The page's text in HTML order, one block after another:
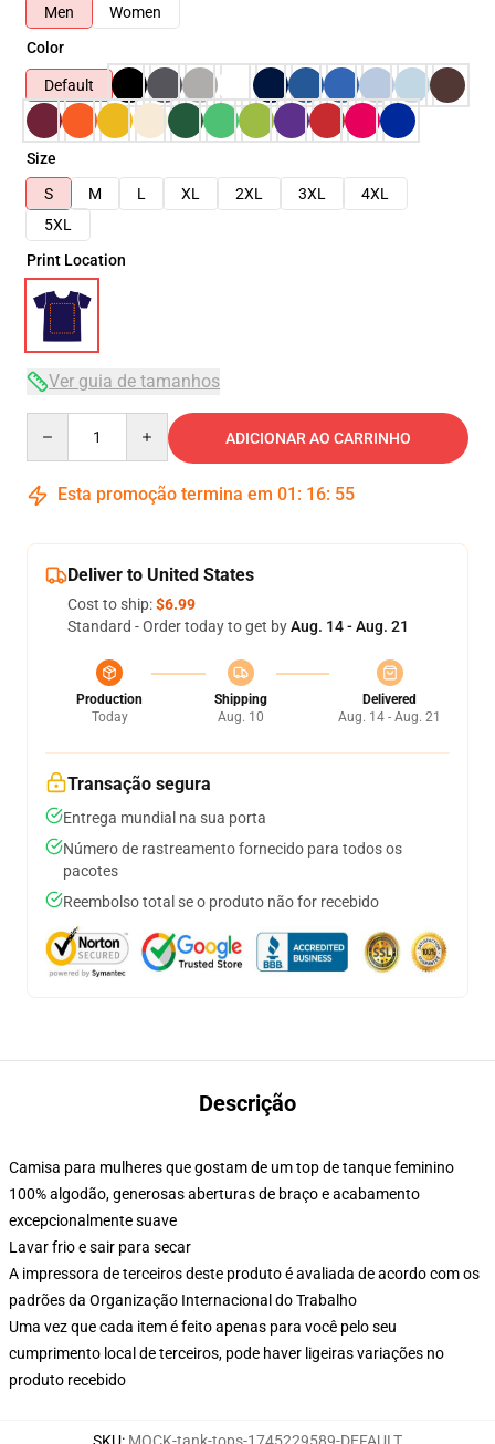
Men
Women
Color
Default
Size
S
M L XL 2XL 3XL
4XL
5XL
Print Location
Ver guia de tamanhos
ADICIONAR AO CARRINHO
Esta promoção termina em 01 : 16: 54
Deliver to United States
Cost to ship:$6.99
Standard - Order today to get byAug. 14 - Aug. 21
Production
Today
Shipping
Aug. 10
Delivered
Aug. 14 - Aug. 21
Transação segura
Entrega mundial na sua porta
Número de rastreamento fornecido para todos os
pacotes
Reembolso total se o produto não for recebido
Descrição
Camisa para mulheres que gostam de um top de tanque feminino
100% algodão, generosas aberturas de braço e acabamento
excepcionalmente suave
Lavar frio e sair para secar
A impressora de terceiros deste produto é avaliada de acordo com os
padrões da Organização Internacional do Trabalho
Uma vez que cada item é feito apenas para você pelo seu
cumprimento local de terceiros, pode haver ligeiras variações no
produto recebido